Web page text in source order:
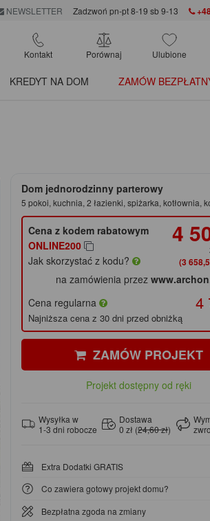
NEWSLETTER Zadzwoń pn-pt 8-19 sb 9-13
Kontakt Porównaj Ulubione
KREDYT NA DOM ZAMÓW
Dom jednorodzinny parterowy
5 pokoi, kuchnia, 2 łazienki, spiżarka, kotłownia,
Cena z kodem rabatowym
ONLINE200
Jak skorzystać z kodu?
4
(3
na zamówienia przez
Cena regularna
4
Najniższa cena z 30 dni przed obniżką
ZAMÓW PROJEKT
Projekt dostępny od ręki
Wysyłka w
1-3 dni robocze
Dostawa
0 zł (24,60 zł)
Extra Dodatki GRATIS
Co zawiera gotowy projekt domu?
Bezpłatna zgoda na zmiany